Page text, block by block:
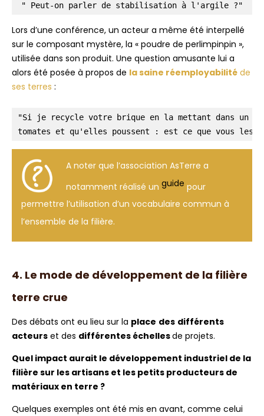
" Peut-on parler de stabilisation à l'argile ?"
Lors d’une conférence, un acteur a même été interpellé
sur le composant mystère, la « poudre de perlimpinpin »,
utilisée dans son produit. Une question amusante lui a
alors été posée à propos de la saine réemployabilité de
ses terres :
"Si je recycle votre brique en la mettant dans un
tomates et qu'elles poussent : est ce que vous les
A noter que l’association AsTerre a
notamment réalisé un guide pour
permettre l’utilisation d’un vocabulaire commun à
l’ensemble de la filière.
4. Le mode de développement de la filière
terre crue
Des débats ont eu lieu sur la place des différents
acteurs et des différentes échellesde projets.
Quel impact aurait le développement industriel de la
filière sur les artisans et les petits producteurs de
matériaux en terre ?
Quelques exemples ont été mis en avant, comme celui